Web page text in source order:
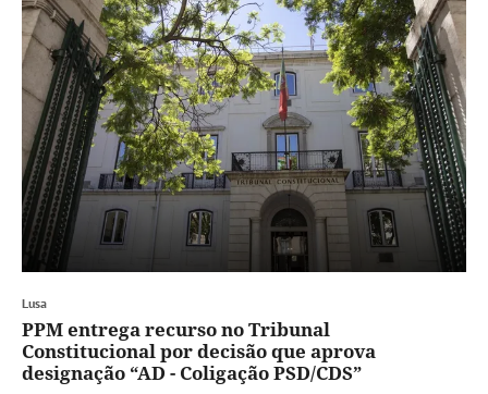
Lusa
PPM entrega recurso no Tribunal
Constitucional por decisão que aprova
designação “AD - Coligação PSD/CDS”